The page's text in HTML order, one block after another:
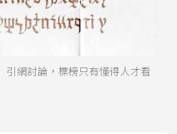
引網討論，標榜只有懂得人才看